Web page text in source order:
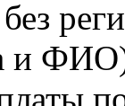
без
и